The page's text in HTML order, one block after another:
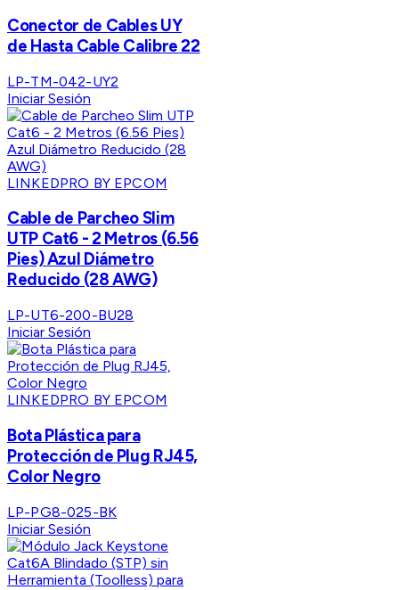
Conector de Cables UY
de Hasta Cable Calibre 22
LP-TM-042-UY2
Iniciar Sesión
LINKEDPRO BY EPCOM
Cable de Parcheo Slim
UTP Cat6 - 2 Metros (6.56
Pies) Azul Diámetro
Reducido (28 AWG)
LP-UT6-200-BU28
Iniciar Sesión
LINKEDPRO BY EPCOM
Bota Plástica para
Protección de Plug RJ45,
Color Negro
LP-PG8-025-BK
Iniciar Sesión